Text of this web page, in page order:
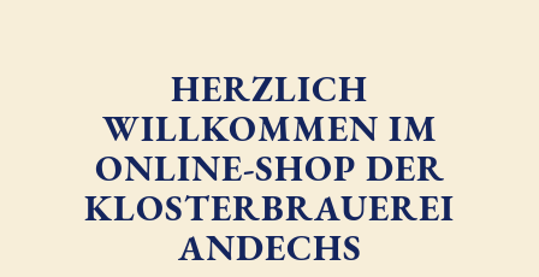
HERZLICH
WILLKOMMEN IM
ONLINE-SHOP DER
KLOSTERBRAUEREI
ANDECHS